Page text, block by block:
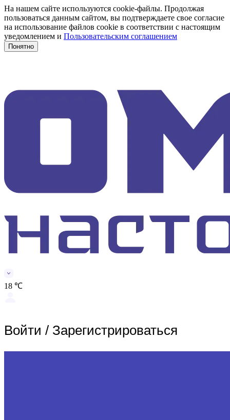
На нашем сайте используются cookie-файлы. Продолжая
пользоваться данным сайтом, вы подтверждаете свое согласие
на использование файлов cookie в соответствии с настоящим
уведомлением и Пользовательским соглашением
Понятно
18 ℃
Войти / Зарегистрироваться